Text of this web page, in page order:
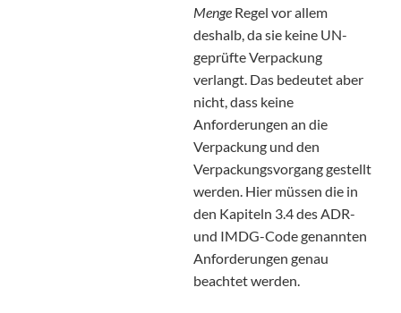
Menge Regel vor allem
deshalb, da sie keine UN-
geprüfte Verpackung
verlangt. Das bedeutet aber
nicht, dass keine
Anforderungen an die
Verpackung und den
Verpackungsvorgang gestellt
werden. Hier müssen die in
den Kapiteln 3.4 des ADR-
und IMDG-Code genannten
Anforderungen genau
beachtet werden.